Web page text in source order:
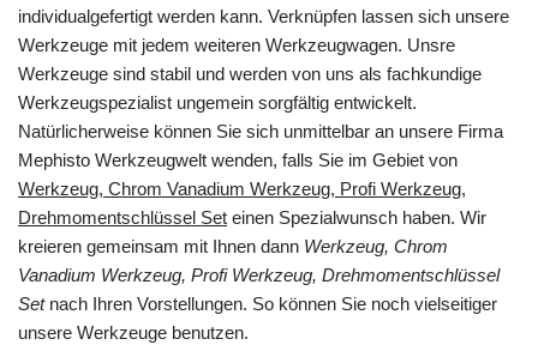
individualgefertigt werden kann. Verknüpfen lassen sich unsere
Werkzeuge mit jedem weiteren Werkzeugwagen. Unsre
Werkzeuge sind stabil und werden von uns als fachkundige
Werkzeugspezialist ungemein sorgfältig entwickelt.
Natürlicherweise können Sie sich unmittelbar an unsere Firma
Mephisto Werkzeugwelt wenden, falls Sie im Gebiet von
Werkzeug, Chrom Vanadium Werkzeug, Profi Werkzeug,
Drehmomentschlüssel Set einen Spezialwunsch haben. Wir
kreieren gemeinsam mit Ihnen dann Werkzeug, Chrom
Vanadium Werkzeug, Profi Werkzeug, Drehmomentschlüssel
Setnach Ihren Vorstellungen. So können Sie noch vielseitiger
unsere Werkzeuge benutzen.